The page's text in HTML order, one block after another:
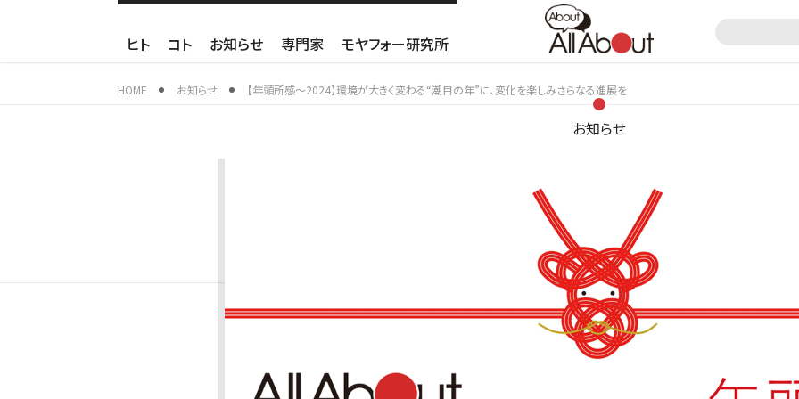
ヒト コト お知らせ 専門家 モヤフォー研究所
HOME お知らせ 【年頭所感～2024】環境が大きく変わる“潮目の年”に、変化を楽しみさらなる進展を
お知らせ